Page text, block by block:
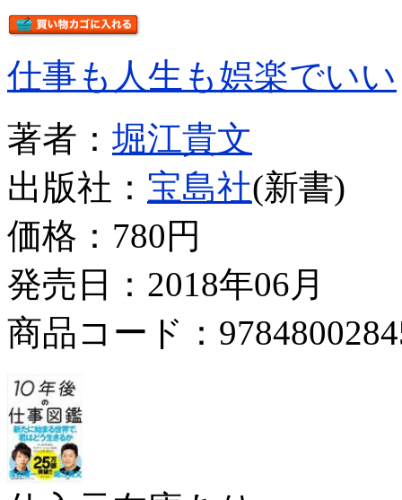
仕事も人生も娯楽でいい
著者： 堀江貴文
出版社： 宝島社(新書)
価格： 780円
発売日：2018年06月
商品コード：